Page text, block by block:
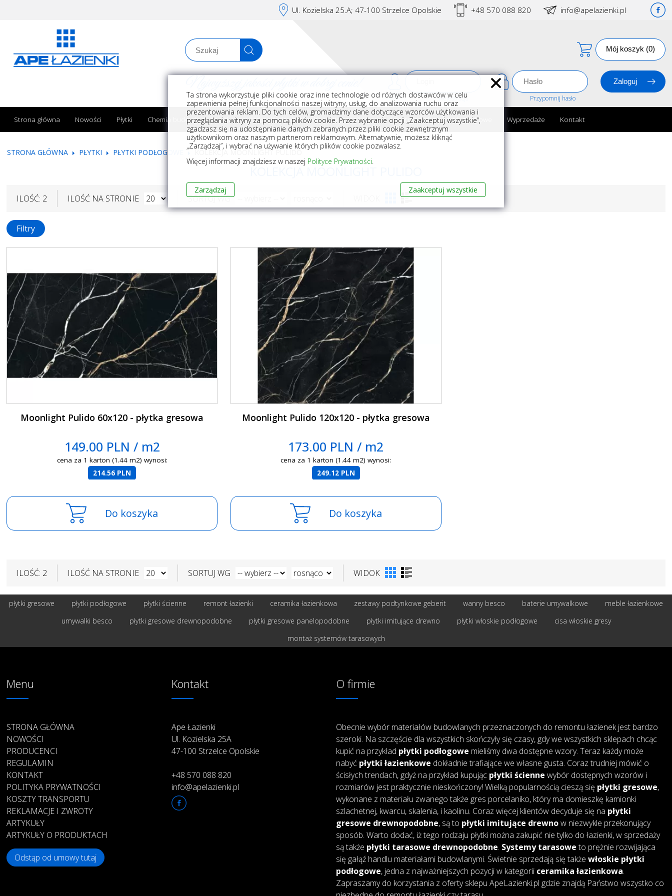
Ul. Kozielska 25.A; 47-100 Strzelce Opolskie +48 570 088 820 info@apelazienki.pl
Mój koszyk (0)
Rejestracja Przypomnij hasło
Strona główna Nowości Płytki Chemia budowlana Akcesoria do układania płytek Wyposażenie Armatura i akcesoria łazienkowe Wyprzedaże Kontakt
STRONA GŁÓWNA PŁYTKI PŁYTKI PODŁOGOWE KOLEKCJA MOONLIGHT PULIDO
KOLEKCJA MOONLIGHT PULIDO
ILOŚĆ: 2 ILOŚĆ NA STRONIE SORTUJ WG
Filtry
Moonlight Pulido 60x120 - płytka gresowa
149.00 PLN / m2
cena za 1 karton (1.44 m2) wynosi:
214.56 PLN
Do koszyka
Moonlight Pulido 120x120 - płytka gresowa
173.00 PLN / m2
cena za 1 karton (1.44 m2) wynosi:
249.12 PLN
Do koszyka
ILOŚĆ: 2 ILOŚĆ NA STRONIE SORTUJ WG WIDOK
płytki gresowe płytki podłogowe płytki ścienne remont łazienki ceramika łazienkowa zestawy podtynkowe geberit wanny besco baterie umywalkowe
meble łazienkowe
umywalki besco
płytki gresowe drewnopodobne płytki gresowe panelopodobne płytki imitujące drewno płytki włoskie podłogowe
cisa włoskie gresy
montaż systemów tarasowych
Menu
STRONA GŁÓWNA
NOWOŚCI
PRODUCENCI
REGULAMIN
KONTAKT
POLITYKA PRYWATNOŚCI
KOSZTY TRANSPORTU
REKLAMACJE I ZWROTY
ARTYKUŁY
ARTYKUŁY O PRODUKTACH
Odstąp od umowy tutaj
Kontakt
Ape Łazienki
Ul. Kozielska 25A
47-100 Strzelce Opolskie
+48 570 088 820
info@apelazienki.pl
O firmie
Obecnie wybór materiałów budowlanych przeznaczonych do remontu łazienek jest bardzo
szeroki. Na szczęście dla wszystkich skończyły się czasy, gdy we wszystkich sklepach chcąc
kupić na przykład płytki podłogowe mieliśmy dwa dostępne wzory. Teraz każdy może
nabyć płytki łazienkowe dokładnie trafiające we własne gusta. Coraz trudniej mówić o
ścisłych trendach, gdyż na przykład kupując płytki ścienne wybór dostępnych wzorów i
rozmiarów jest praktycznie nieskończony! Wielką popularnością cieszą się płytki gresowe,
wykonane z materiału zwanego także gres porcelaniko, który ma domieszkę kamionki
szlachetnej, kwarcu, skalenia, i kaolinu. Coraz więcej klientów decyduje się na płytki
gresowe drewnopodobne, są to płytki imitujące drewnow niezwykle przekonujący
sposób. Warto dodać, iż tego rodzaju płytki można zakupić nie tylko do łazienki, w sprzedaży
są także płytki tarasowe drewnopodobne. Systemy tarasoweto prężnie rozwijająca
się gałąź handlu materiałami budowlanymi. Świetnie sprzedają się także włoskie płytki
podłogowe, jedna z najważniejszych pozycji w kategorii ceramika łazienkowa.
Zapraszamy do korzystania z oferty sklepu ApeLazienki.pl gdzie znajdą Państwo wszystko co
Ta strona wykorzystuje pliki cookie oraz inne technologie od różnych dostawców w celu
zapewnienia pełnej funkcjonalności naszej witryny, usług, do analizowania ruchu oraz
prezentowania reklam. Do tych celów, gromadzimy dane dotyczące wzorców użytkowania i
przeglądania witryny za pomocą plików cookie. Przez wybranie opcji „Zaakceptuj wszystkie”,
zgadzasz się na udostępnianie danych zebranych przez pliki cookie zewnętrznym
użytkownikom oraz naszym partnerom reklamowym. Alternatywnie, możesz kliknąć
„Zarządzaj”, i wybrać na używanie których plików cookie pozwalasz.
Więcej informacji znajdziesz w naszej Polityce Prywatności.
Zarządzaj Zaakceptuj wszystkie